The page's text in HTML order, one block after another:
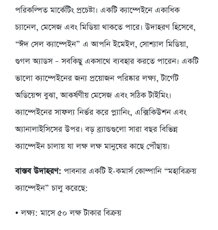
পরিকল্পিত মার্কেটিং প্রচেষ্টা। একটি ক্যাম্পেইনে একাধিক
চ্যানেল, মেসেজ এবং মিডিয়া থাকতে পারে। উদাহরণ হিসেবে,
“ঈদ সেল ক্যাম্পেইন” এ আপনি ইমেইল, সোশ্যাল মিডিয়া,
গুগল অ্যাডস – সবকিছু একসাথে ব্যবহার করতে পারেন। একটি
ভালো ক্যাম্পেইনের জন্য প্রয়োজন পরিষ্কার লক্ষ্য, টার্গেট
অডিয়েন্স বুঝা, আকর্ষণীয় মেসেজ এবং সঠিক টাইমিং।
ক্যাম্পেইনের সাফল্য নির্ভর করে প্ল্যানিং, এক্সিকিউশন এবং
অ্যানালাইসিসের উপর। বড় ব্র্যান্ডগুলো সারা বছর বিভিন্ন
ক্যাম্পেইন চালায় যা লক্ষ লক্ষ মানুষের কাছে পৌঁছায়।
বাস্তব উদাহরণ: পাবনার একটি ই-কমার্স কোম্পানি “মহাবিক্রয়
ক্যাম্পেইন” চালু করেছে:
• লক্ষ্য: মাসে ৫০ লক্ষ টাকার বিক্রয়